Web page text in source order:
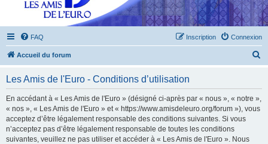
FAQ Connexion
Inscription
Accueil du forum
Les Amis de l'Euro - Conditions d’utilisation
En accédant à « Les Amis de l'Euro » (désigné ci-après par « nous », « notre »,
« nos », « Les Amis de l'Euro » et « https://www.amisdeleuro.org/forum »), vous
acceptez d’être légalement responsable des conditions suivantes. Si vous
n’acceptez pas d’être légalement responsable de toutes les conditions
suivantes, veuillez ne pas utiliser et accéder à « Les Amis de l'Euro ». Nous